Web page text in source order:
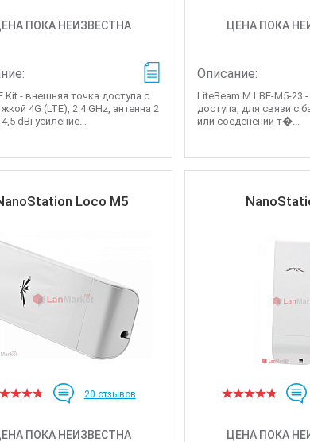
ПОКА НЕИЗВЕСТНА
Kit - внешняя точка доступа с
4G (LTE), 2.4 GHz, антенна 2
dBi усиление...
ЦЕНА ПОКА
Описание:
LiteBeam M LBE-M5-23
доступа, для связи с
или соеденений т�...
Loco M5
20 отзывов
ПОКА НЕИЗВЕСТНА ЦЕНА ПОКА